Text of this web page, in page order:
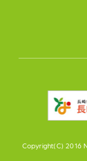
Copyright(C) 2016